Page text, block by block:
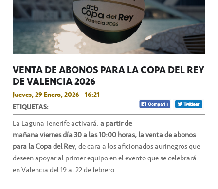
VENTA DE ABONOS PARA LA COPA DEL REY
DE VALENCIA 2026
Jueves, 29 Enero, 2026 - 16:21
ETIQUETAS:
La Laguna Tenerife activará,a partir de
mañana viernes día 30 a las 10:00 horas, la venta de abonos
para la Copa del Rey, de cara a los aficionados aurinegros que
deseen apoyar al primer equipo en el evento que se celebrará
en Valencia del 19 al 22 de febrero.